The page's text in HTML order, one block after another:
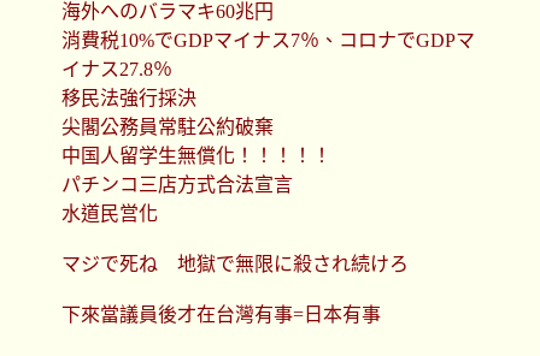
海外へのバラマキ60兆円
消費税10%でGDPマイナス7％、コロナでGDPマ
イナス27.8％
移民法強行採決
尖閣公務員常駐公約破棄
中国人留学生無償化！！！！！
パチンコ三店方式合法宣言
水道民営化
マジで死ね 地獄で無限に殺され続けろ
下來當議員後才在台灣有事=日本有事